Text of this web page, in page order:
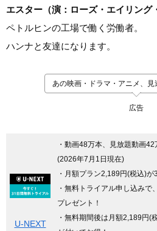
エスター（演：ローズ・エイリング
ペトルヒンの工場で働く労働者。
ハンナと友達になります。
あの映画・ドラマ・アニメ、見
広告
U-NEXT
・動画48万本、見放題動画
(2026年7月1日現在)
・月額プラン2,189円(税込)が
・無料トライアル申し込み
プレゼント！
・無料期間後は月額2,189円(